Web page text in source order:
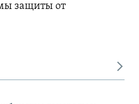
защиты от